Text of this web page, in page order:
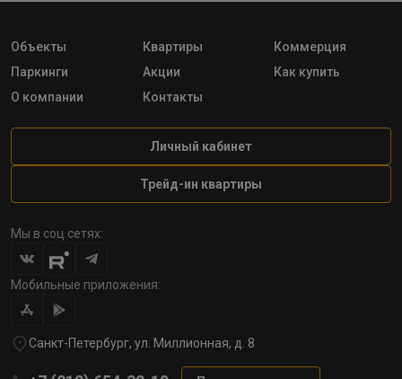
Объекты Квартиры
Коммерция
Паркинги
Акции
Как купить
О компании
Контакты
Личный кабинет
Трейд-ин квартиры
Мы в соц сетях:
Мобильные приложения:
Санкт-Петербург, ул. Миллионная, д. 8